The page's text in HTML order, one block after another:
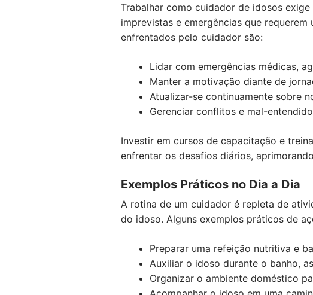
Trabalhar como cuidador de idosos
imprevistas e emergências que
enfrentados pelo cuidador são:
Lidar com emergências médicas,
Manter a motivação diante de
Atualizar-se continuamente sobre
Gerenciar conflitos e mal-
Investir em cursos de capacitação e
enfrentar os desafios diários,
Exemplos Práticos no Dia a Dia
A rotina de um cuidador é repleta de
do idoso. Alguns exemplos práticos de
Preparar uma refeição nutritiva e
Auxiliar o idoso durante o banho,
Organizar o ambiente doméstico